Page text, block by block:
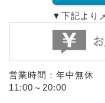
▼下記より
営業時間：年中無休
11:00～20:00